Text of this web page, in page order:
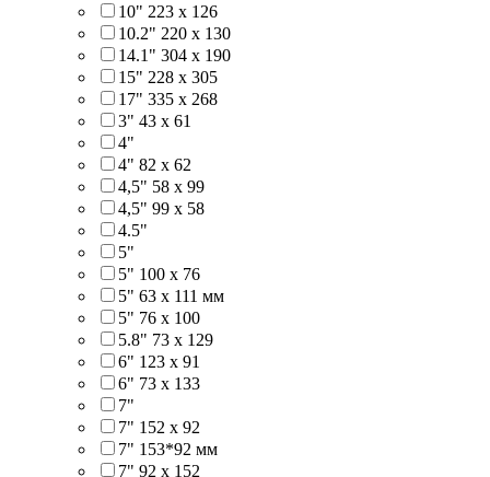
10" 223 x 126
10.2" 220 x 130
14.1" 304 х 190
15" 228 x 305
17" 335 х 268
3" 43 x 61
4"
4" 82 x 62
4,5" 58 х 99
4,5" 99 x 58
4.5"
5"
5" 100 x 76
5" 63 x 111 мм
5" 76 х 100
5.8" 73 x 129
6" 123 х 91
6" 73 х 133
7"
7" 152 x 92
7" 153*92 мм
7" 92 х 152